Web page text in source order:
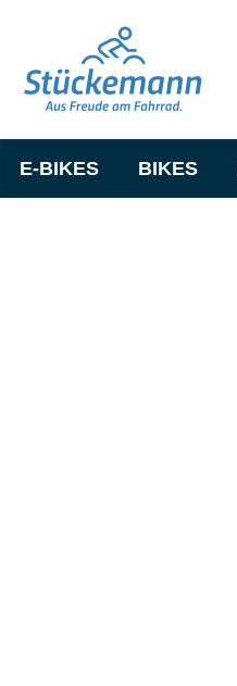
E-BIKES BIKES